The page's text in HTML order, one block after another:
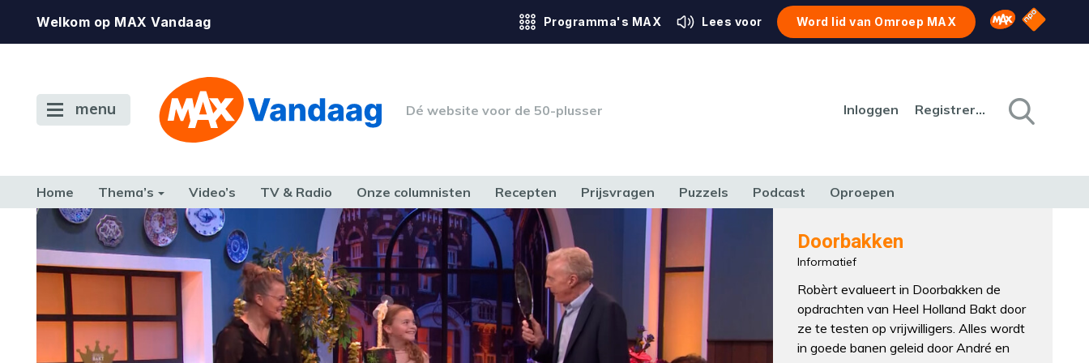
Welkom op MAX Vandaag Programma's MAX Lees voor Word lid van Omroep MAX Omroep MAX
NPO
menu Dé website voor de 50-plusser Inloggen Registreren
Home Thema’s Video’s TV & Radio Onze columnisten Recepten Prijsvragen Puzzels Podcast Oproepen
CONSUMENT ETEN & DRINKEN FAMILIE & RELATIE GELD, WERK & RECHT GEZONDHEID & SPORT HUIS, TUIN & HOBBY MEDIA & CULTUUR
TERUG NAAR TOEN Doorbakken
Informatief
Robèrt evalueert in Doorbakken de
opdrachten van Heel Holland Bakt door
ze te testen op vrijwilligers. Alles wordt
in goede banen geleid door André en